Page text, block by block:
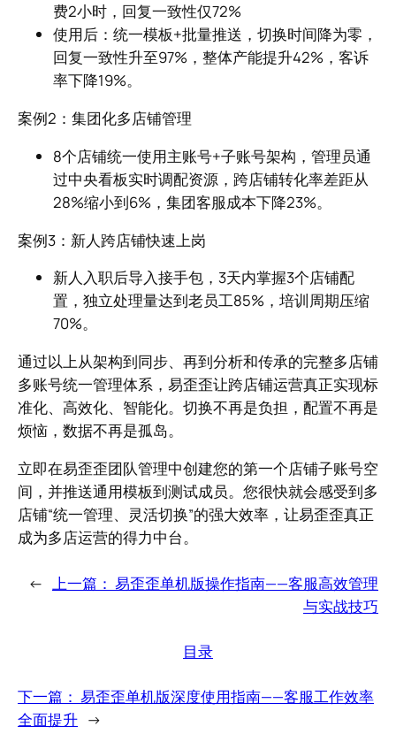
费2小时，回复一致性仅72%
使用后：统一模板+批量推送，切换时间降为零，
回复一致性升至97%，整体产能提升42%，客诉
率下降19%。
案例2：集团化多店铺管理
8个店铺统一使用主账号+子账号架构，管理员通
过中央看板实时调配资源，跨店铺转化率差距从
28%缩小到6%，集团客服成本下降23%。
案例3：新人跨店铺快速上岗
新人入职后导入接手包，3天内掌握3个店铺配
置，独立处理量达到老员工85%，培训周期压缩
70%。
通过以上从架构到同步、再到分析和传承的完整多店铺
多账号统一管理体系，易歪歪让跨店铺运营真正实现标
准化、高效化、智能化。切换不再是负担，配置不再是
烦恼，数据不再是孤岛。
立即在易歪歪团队管理中创建您的第一个店铺子账号空
间，并推送通用模板到测试成员。您很快就会感受到多
店铺“统一管理、灵活切换”的强大效率，让易歪歪真正
成为多店运营的得力中台。
← 上一篇： 易歪歪单机版操作指南——客服高效管理
与实战技巧
目录
下一篇： 易歪歪单机版深度使用指南——客服工作效率
全面提升 →